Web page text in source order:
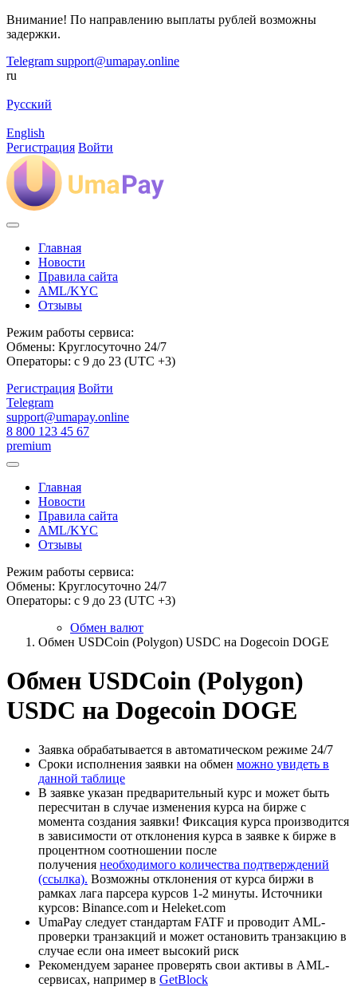
Внимание! По направлению выплаты рублей возможны
задержки.
Telegram support@umapay.online
ru
Русский
English
Регистрация Войти
Главная
Новости
Правила сайта
AML/KYC
Отзывы
Режим работы сервиса:
Обмены: Круглосуточно 24/7
Операторы: с 9 до 23 (UTC +3)
Регистрация Войти
Telegram
support@umapay.online
8 800 123 45 67
premium
Главная
Новости
Правила сайта
AML/KYC
Отзывы
Режим работы сервиса:
Обмены: Круглосуточно 24/7
Операторы: с 9 до 23 (UTC +3)
Обмен валют
Обмен USDCoin (Polygon) USDC на Dogecoin DOGE
Обмен USDCoin (Polygon)
USDC на Dogecoin DOGE
Заявка обрабатывается в автоматическом режиме 24/7
Сроки исполнения заявки на обмен можно увидеть в
данной таблице
В заявке указан предварительный курс и может быть
пересчитан в случае изменения курса на бирже с
момента создания заявки! Фиксация курса производится
в зависимости от отклонения курса в заявке к бирже в
процентном соотношении после
получения необходимого количества подтверждений
(ссылка). Возможны отклонения от курса биржи в
рамках лага парсера курсов 1-2 минуты. Источники
курсов: Binance.com и Heleket.com
UmaPay следует стандартам FATF и проводит AML-
проверки транзакций и может остановить транзакцию в
случае если она имеет высокий риск
Рекомендуем заранее проверять свои активы в AML-
сервисах, например в GetBlock